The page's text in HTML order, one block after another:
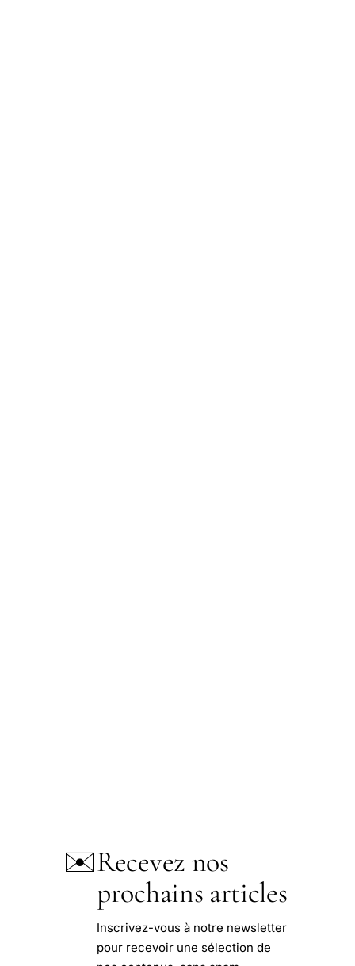
✉️Recevez nos
prochains articles
Inscrivez-vous à notre newsletter
pour recevoir une sélection de